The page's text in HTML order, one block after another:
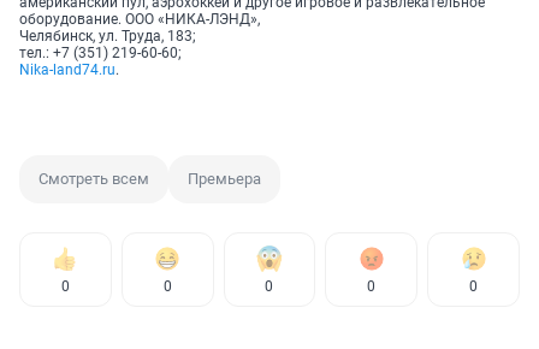
оборудование. ООО «НИКА-ЛЭНД»,
Челябинск, ул. Труда, 183;
тел.: +7 (351) 219-60-60;
Nika-land74.ru.
Смотреть всем Премьера
0 0 0 0 0